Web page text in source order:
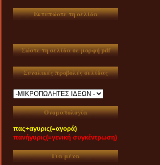
Εκτυπώστε τη σελίδα
Σώστε τη σελίδα σε μορφή pdf
Συνολικές προβολές σελίδας
Ονοματολογία
πας+αγυρις(=αγορά)
πανήγυρις(=γενική συγκέντρωση)
Για μένα